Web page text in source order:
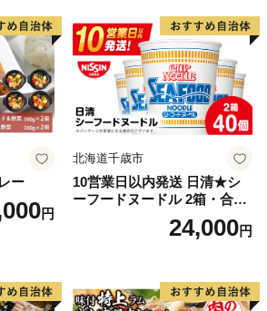
ー
円
北海道千歳市
10営業日以内発送 日清★シ
ーフードヌードル 2箱・合計
24,000円